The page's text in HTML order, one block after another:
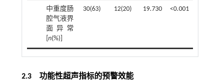
中重度肠
腔气液界
面异常
n(%)]
30(63) 12(20) 19.730 <0.001
2.3 功能性超声指标的预警效能